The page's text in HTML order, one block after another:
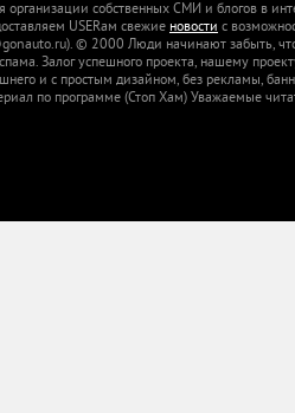
организации собственных СМИ и блогов в
USERам свежие новости с
© 2000 Люди начинают забыть,
Залог успешного проекта, нашему
и с простым дизайном, без рекламы,
по программе (Стоп Хам) Уважаемые